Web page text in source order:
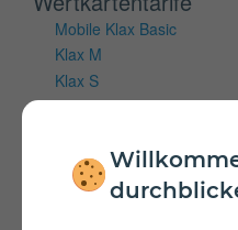
Mobile Klax Basic
Klax M
Klax S
Klax Unlimited Aktion
Mobiles
Vertragstarife